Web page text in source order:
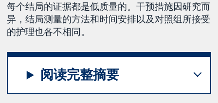
每个结局的证据都是低质量的。干预措施因研究而
异，结局测量的方法和时间安排以及对照组所接受
的护理也各不相同。
阅读完整摘要